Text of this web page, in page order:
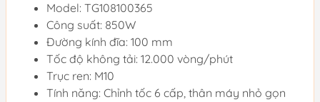
Model: TG108100365
Công suất: 850W
Đường kính đĩa: 100 mm
Tốc độ không tải: 12.000 vòng/phút
Trục ren: M10
Tính năng: Chỉnh tốc 6 cấp, thân máy nhỏ gọn